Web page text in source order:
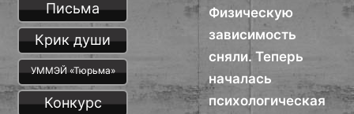
Физическую
зависимость
сняли. Теперь
началась
психологическая
Письма
Крик души
УММЭЙ «Тюрьма»
Конкурс